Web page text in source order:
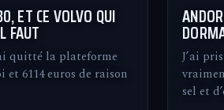
ET CE VOLVO QUI
FAUT
quitté la plateforme
et 6114 euros de raison
J’ai
sel et